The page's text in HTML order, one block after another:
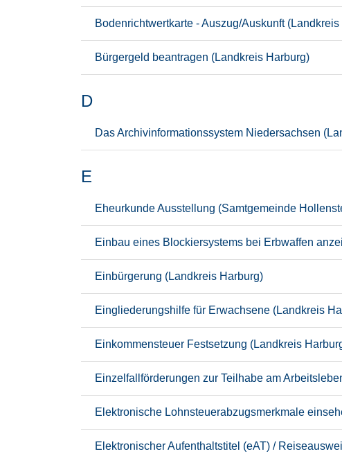
Bodenrichtwertkarte - Auszug/Auskunft
Bürgergeld beantragen (Landkreis Harburg)
D
Das Archivinformationssystem Niedersachsen
E
Eheurkunde Ausstellung (Samtgemeinde
Einbau eines Blockiersystems bei Erbwaffen
Einbürgerung (Landkreis Harburg)
Eingliederungshilfe für Erwachsene (Landkreis
Einkommensteuer Festsetzung (Landkreis
Einzelfallförderungen zur Teilhabe am
Elektronische Lohnsteuerabzugsmerkmale
Elektronischer Aufenthaltstitel (eAT) /